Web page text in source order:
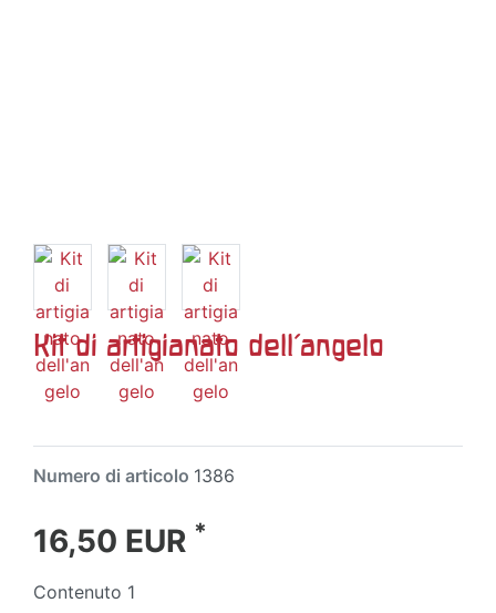
Kit di artigianato dell'angelo
Numero di articolo 1386
16,50 EUR *
Contenuto 1